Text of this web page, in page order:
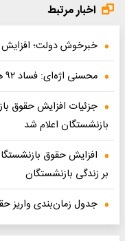
اخبار مرتبط
خبرخوش دولت؛ افزایش
محسنی اژه‌ای: فساد ۹۲ هزار میلیاردی؟ ادعا بی‌اساس بود!
بازنشستگان اعلام شد
بر زندگی بازنشستگان
جدول زمان‌بندی واریز